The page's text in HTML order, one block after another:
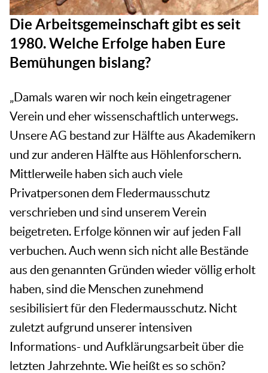
Die Arbeitsgemeinschaft gibt es seit
1980. Welche Erfolge haben Eure
Bemühungen bislang?
„Damals waren wir noch kein eingetragener
Verein und eher wissenschaftlich unterwegs.
Unsere AG bestand zur Hälfte aus Akademikern
und zur anderen Hälfte aus Höhlenforschern.
Mittlerweile haben sich auch viele
Privatpersonen dem Fledermausschutz
verschrieben und sind unserem Verein
beigetreten. Erfolge können wir auf jeden Fall
verbuchen. Auch wenn sich nicht alle Bestände
aus den genannten Gründen wieder völlig erholt
haben, sind die Menschen zunehmend
sesibilisiert für den Fledermausschutz. Nicht
zuletzt aufgrund unserer intensiven
Informations- und Aufklärungsarbeit über die
letzten Jahrzehnte. Wie heißt es so schön?